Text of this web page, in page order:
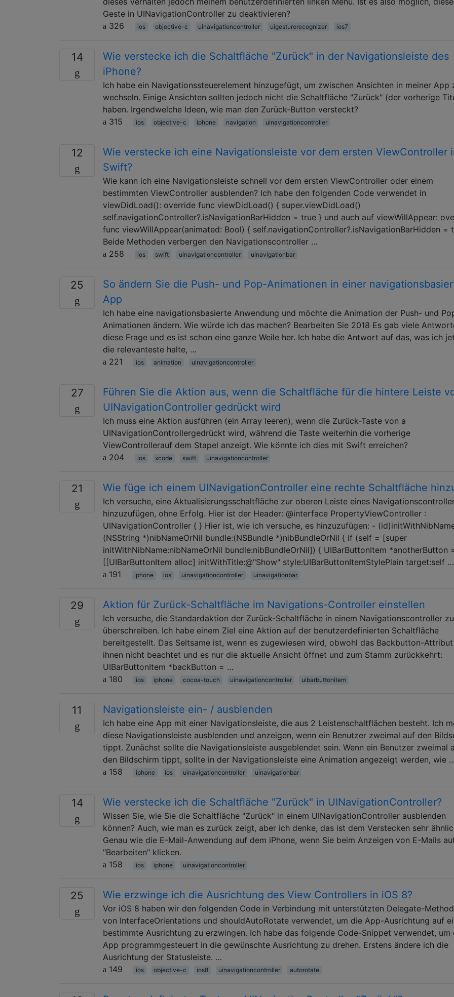
Geste in UINavigationController zu deaktivieren?
326
ios objective-c uinavigationcontroller uigesturerecognizer ios7
14
Wie verstecke ich die Schaltfläche "Zurück" in der Navigationsleiste des
iPhone?
Ich habe ein Navigationssteuerelement hinzugefügt, um zwischen Ansichten in meiner App
wechseln. Einige Ansichten sollten jedoch nicht die Schaltfläche "Zurück" (der vorherige
haben. Irgendwelche Ideen, wie man den Zurück-Button versteckt?
315
ios objective-c iphone navigation uinavigationcontroller
12
Wie verstecke ich eine Navigationsleiste vor dem ersten ViewController
Swift?
Wie kann ich eine Navigationsleiste schnell vor dem ersten ViewController oder einem
bestimmten ViewController ausblenden? Ich habe den folgenden Code verwendet in
viewDidLoad(): override func viewDidLoad() { super.viewDidLoad()
self.navigationController?.isNavigationBarHidden = true } und auch auf viewWillAppear:
func viewWillAppear(animated: Bool) { self.navigationController?.isNavigationBarHidden =
Beide Methoden verbergen den Navigationscontroller …
258
ios swift uinavigationcontroller uinavigationbar
25
So ändern Sie die Push- und Pop-Animationen in einer
App
Ich habe eine navigationsbasierte Anwendung und möchte die Animation der Push- und
Animationen ändern. Wie würde ich das machen? Bearbeiten Sie 2018 Es gab viele
diese Frage und es ist schon eine ganze Weile her. Ich habe die Antwort auf das, was ich
die relevanteste halte, …
221
ios animation uinavigationcontroller
27
Führen Sie die Aktion aus, wenn die Schaltfläche für die hintere Leiste
UINavigationController gedrückt wird
Ich muss eine Aktion ausführen (ein Array leeren), wenn die Zurück-Taste von a
UINavigationControllergedrückt wird, während die Taste weiterhin die vorherige
ViewControllerauf dem Stapel anzeigt. Wie könnte ich dies mit Swift erreichen?
204
ios xcode swift uinavigationcontroller
21 Wie füge ich einem UINavigationController eine rechte Schaltfläche
Ich versuche, eine Aktualisierungsschaltfläche zur oberen Leiste eines
hinzuzufügen, ohne Erfolg. Hier ist der Header: @interface PropertyViewController :
UINavigationController { } Hier ist, wie ich versuche, es hinzuzufügen: -
(NSString *)nibNameOrNil bundle:(NSBundle *)nibBundleOrNil { if (self = [super
initWithNibName:nibNameOrNil bundle:nibBundleOrNil]) { UIBarButtonItem *anotherButton
[[UIBarButtonItem alloc] initWithTitle:@"Show" style:UIBarButtonItemStylePlain target:self …
191
iphone ios uinavigationcontroller uinavigationbar
29 Aktion für Zurück-Schaltfläche im Navigations-Controller einstellen
Ich versuche, die Standardaktion der Zurück-Schaltfläche in einem Navigationscontroller zu
überschreiben. Ich habe einem Ziel eine Aktion auf der benutzerdefinierten Schaltfläche
bereitgestellt. Das Seltsame ist, wenn es zugewiesen wird, obwohl das Backbutton-
ihnen nicht beachtet und es nur die aktuelle Ansicht öffnet und zum Stamm zurückkehrt:
UIBarButtonItem *backButton = …
180
ios iphone cocoa-touch uinavigationcontroller uibarbuttonitem
11 Navigationsleiste ein- / ausblenden
Ich habe eine App mit einer Navigationsleiste, die aus 2 Leistenschaltflächen besteht. Ich
diese Navigationsleiste ausblenden und anzeigen, wenn ein Benutzer zweimal auf den
tippt. Zunächst sollte die Navigationsleiste ausgeblendet sein. Wenn ein Benutzer zweimal
den Bildschirm tippt, sollte in der Navigationsleiste eine Animation angezeigt werden, wie
158
iphone ios uinavigationcontroller uinavigationbar
14 Wie verstecke ich die Schaltfläche "Zurück" in UINavigationController?
Wissen Sie, wie Sie die Schaltfläche "Zurück" in einem UINavigationController ausblenden
können? Auch, wie man es zurück zeigt, aber ich denke, das ist dem Verstecken sehr
Genau wie die E-Mail-Anwendung auf dem iPhone, wenn Sie beim Anzeigen von E-Mails
"Bearbeiten" klicken.
158
ios iphone uinavigationcontroller
25 Wie erzwinge ich die Ausrichtung des View Controllers in iOS 8?
Vor iOS 8 haben wir den folgenden Code in Verbindung mit unterstützten Delegate-
von InterfaceOrientations und shouldAutoRotate verwendet, um die App-Ausrichtung auf
bestimmte Ausrichtung zu erzwingen. Ich habe das folgende Code-Snippet verwendet, um
App programmgesteuert in die gewünschte Ausrichtung zu drehen. Erstens ändere ich die
Ausrichtung der Statusleiste. …
149
ios objective-c ios8 uinavigationcontroller autorotate